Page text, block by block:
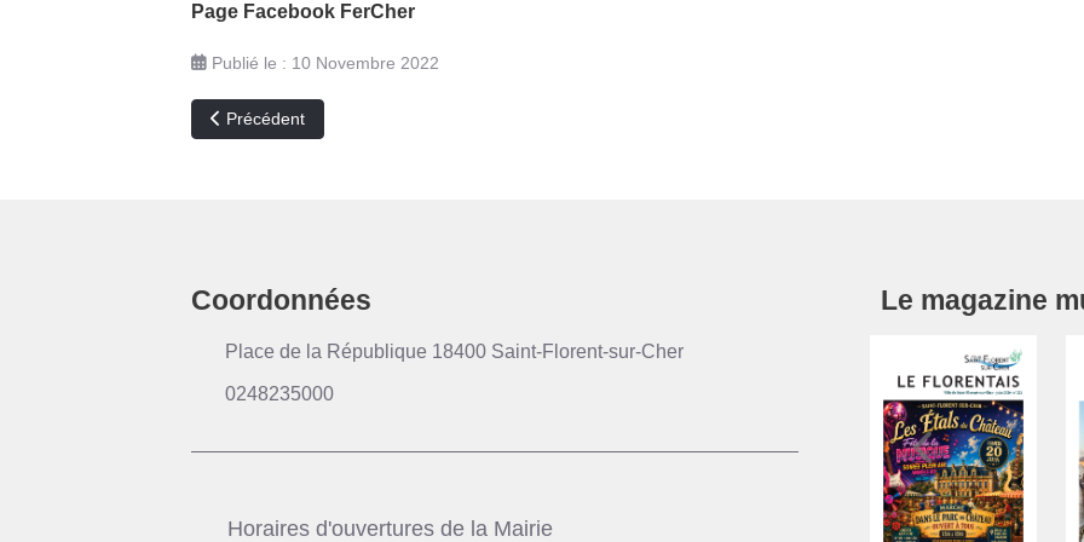
Page Facebook FerCher
Publié le : 10 Novembre 2022
Article précédent : PVD - présentation projet 20230126
Précédent
Coordonnées
Place de la République 18400 Saint-Florent-sur-Cher
0248235000
Horaires d'ouvertures de la Mairie
Le magazine